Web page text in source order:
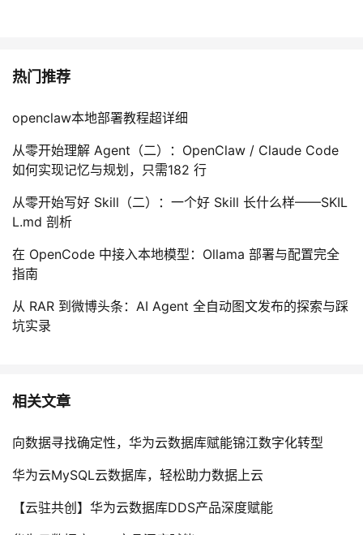
热门推荐
openclaw本地部署教程超详细
从零开始理解 Agent（二）：OpenClaw / Claude Code
如何实现记忆与规划，只需182 行
从零开始写好 Skill（二）：一个好 Skill 长什么样——SKIL
L.md 剖析
在 OpenCode 中接入本地模型：Ollama 部署与配置完全
指南
从 RAR 到微博头条：AI Agent 全自动图文发布的探索与踩
坑实录
相关文章
向数据寻找确定性，华为云数据库赋能锦江数字化转型
华为云MySQL云数据库，轻松助力数据上云
【云驻共创】华为云数据库DDS产品深度赋能